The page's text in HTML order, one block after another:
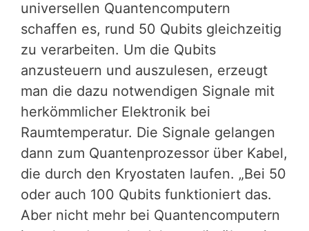
universellen Quantencomputern
schaffen es, rund 50 Qubits gleichzeitig
zu verarbeiten. Um die Qubits
anzusteuern und auszulesen, erzeugt
man die dazu notwendigen Signale mit
herkömmlicher Elektronik bei
Raumtemperatur. Die Signale gelangen
dann zum Quantenprozessor über Kabel,
die durch den Kryostaten laufen. „Bei 50
oder auch 100 Qubits funktioniert das.
Aber nicht mehr bei Quantencomputern